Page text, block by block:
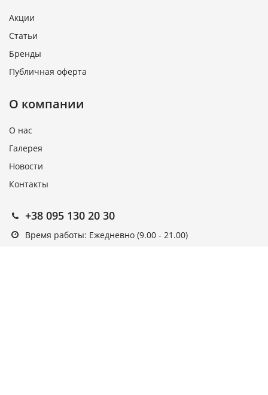
Акции
Статьи
Бренды
Публичная оферта
О компании
О нас
Галерея
Новости
Контакты
+38 095 130 20 30
Время работы: Ежедневно (9.00 - 21.00)